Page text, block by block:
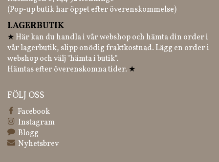
(Pop-up butik har öppet efter överenskommelse)
LAGERBUTIK
★ Här kan du handla i vår webshop och hämta din order i
vår lagerbutik, slipp onödig fraktkostnad. Lägg en order i
webshop och välj "hämta i butik".
Hämtas efter överenskomna tider. ★
FÖLJ OSS
Facebook
Instagram
Blogg
Nyhetsbrev